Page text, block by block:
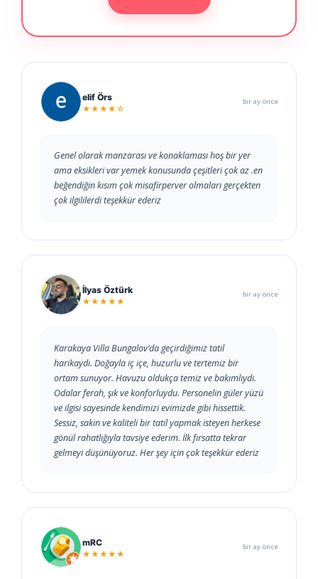
elif Örs
★★★★☆
bir ay önce
Genel olarak manzarası ve konaklaması hoş bir yer
ama eksikleri var yemek konusunda çeşitleri çok az .en
beğendiğin kısım çok misafirperver olmaları gerçekten
çok ilgililerdi teşekkür ederiz
İlyas Öztürk
★★★★★
bir ay önce
Karakaya Villa Bungalov’da geçirdiğimiz tatil
harikaydı. Doğayla iç içe, huzurlu ve tertemiz bir
ortam sunuyor. Havuzu oldukça temiz ve bakımlıydı.
Odalar ferah, şık ve konforluydu. Personelin güler yüzü
ve ilgisi sayesinde kendimizi evimizde gibi hissettik.
Sessiz, sakin ve kaliteli bir tatil yapmak isteyen herkese
gönül rahatlığıyla tavsiye ederim. İlk fırsatta tekrar
gelmeyi düşünüyoruz. Her şey için çok teşekkür ederiz
mRC
★★★★★
bir ay önce